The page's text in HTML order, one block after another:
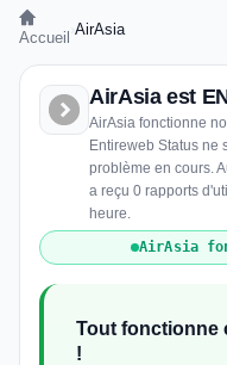
Accueil AirAsia
AirAsia est
AirAsia fonctionne
Entireweb Status ne
problème en cours.
a reçu 0 rapports
heure.
AirAsia
Tout fonctionne
!